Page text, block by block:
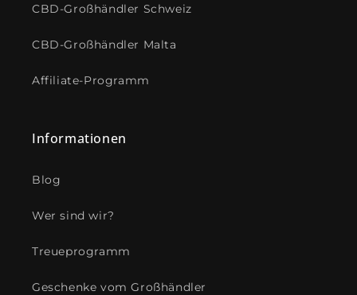
CBD-Großhändler Schweiz
CBD-Großhändler Malta
Affiliate-Programm
Informationen
Blog
Wer sind wir?
Treueprogramm
Geschenke vom Großhändler